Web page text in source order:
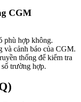
CGM
phù hợp không.
và cảnh báo của CGM.
thống để kiểm tra
trường hợp.